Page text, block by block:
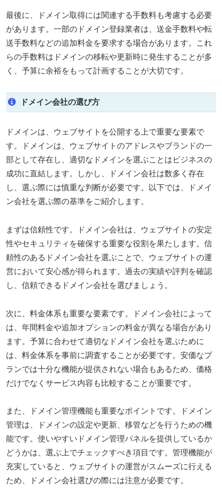
最後に、ドメイン取得には関連する手数料も考慮する必要
があります。一部のドメイン登録業者は、送金手数料や転
送手数料などの追加料金を要求する場合があります。これ
らの手数料はドメインの移転や更新時に発生することが多
く、予算に余裕をもって計画することが大切です。
ドメイン会社の選び方
ドメインは、ウェブサイトを公開する上で重要な要素で
す。ドメインは、ウェブサイトのアドレスやブランドの一
部として存在し、適切なドメインを選ぶことはビジネスの
成功に直結します。しかし、ドメイン会社は数多く存在
し、選ぶ際には慎重な判断が必要です。以下では、ドメイ
ン会社を選ぶ際の基準をご紹介します。
まずは信頼性です。ドメイン会社は、ウェブサイトの安定
性やセキュリティを確保する重要な役割を果たします。信
頼性のあるドメイン会社を選ぶことで、ウェブサイトの運
営において安心感が得られます。過去の実績や評判を確認
し、信頼できるドメイン会社を選びましょう。
次に、料金体系も重要な要素です。ドメイン会社によって
は、年間料金や追加オプションの料金が異なる場合があり
ます。予算に合わせて適切なドメイン会社を選ぶために
は、料金体系を事前に調査することが必要です。安価なプ
ランでは十分な機能が提供されない場合もあるため、価格
だけでなくサービス内容も比較することが重要です。
また、ドメイン管理機能も重要なポイントです。ドメイン
管理は、ドメインの設定や更新、移管などを行うための機
能です。使いやすいドメイン管理パネルを提供しているか
どうかは、選ぶ上でチェックすべき項目です。管理機能が
充実していると、ウェブサイトの運営がスムーズに行える
ため、ドメイン会社選びの際には注意が必要です。